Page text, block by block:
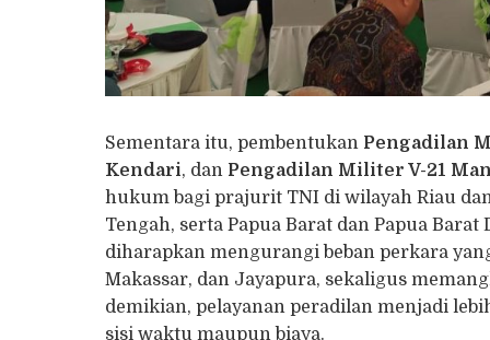
Sementara itu, pembentukan Pengadilan
Kendari, dan Pengadilan Militer V-21
hukum bagi prajurit TNI di wilayah Riau
Tengah, serta Papua Barat dan Papua
diharapkan mengurangi beban perkara
Makassar, dan Jayapura, sekaligus
demikian, pelayanan peradilan menjadi
sisi waktu maupun biaya.